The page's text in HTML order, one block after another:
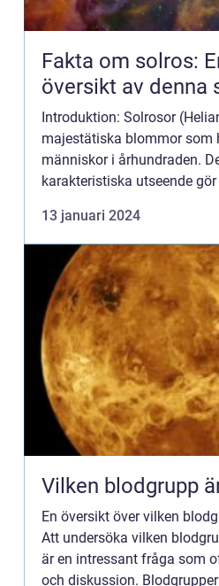
Fakta om solros:
översikt av denna
Introduktion: Solrosor
majestätiska blommor som
människor i århundraden.
karakteristiska utseende
över hela värl...
13 januari 2024
Vilken blodgrupp
En översikt över vilken
Att undersöka vilken
är en intressant fråga som
och diskussion.